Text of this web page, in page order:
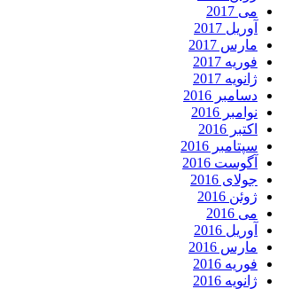
می 2017
آوریل 2017
مارس 2017
فوریه 2017
ژانویه 2017
دسامبر 2016
نوامبر 2016
اکتبر 2016
سپتامبر 2016
آگوست 2016
جولای 2016
ژوئن 2016
می 2016
آوریل 2016
مارس 2016
فوریه 2016
ژانویه 2016